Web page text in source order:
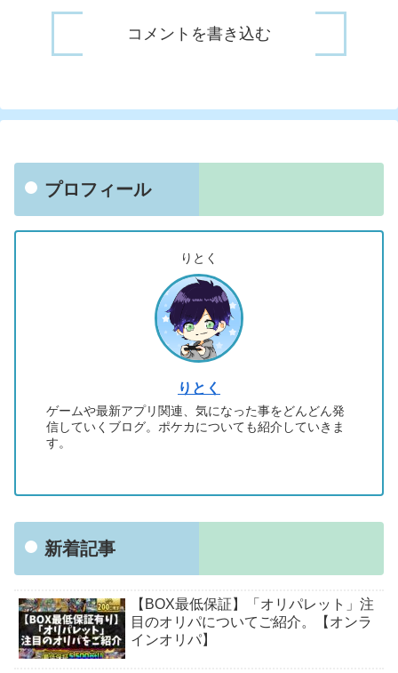
コメントを書き込む
プロフィール
りとく
りとく
ゲームや最新アプリ関連、気になった事をどんどん発
信していくブログ。ポケカについても紹介していきま
す。
新着記事
【BOX最低保証】「オリパレット」注
目のオリパについてご紹介。【オンラ
インオリパ】